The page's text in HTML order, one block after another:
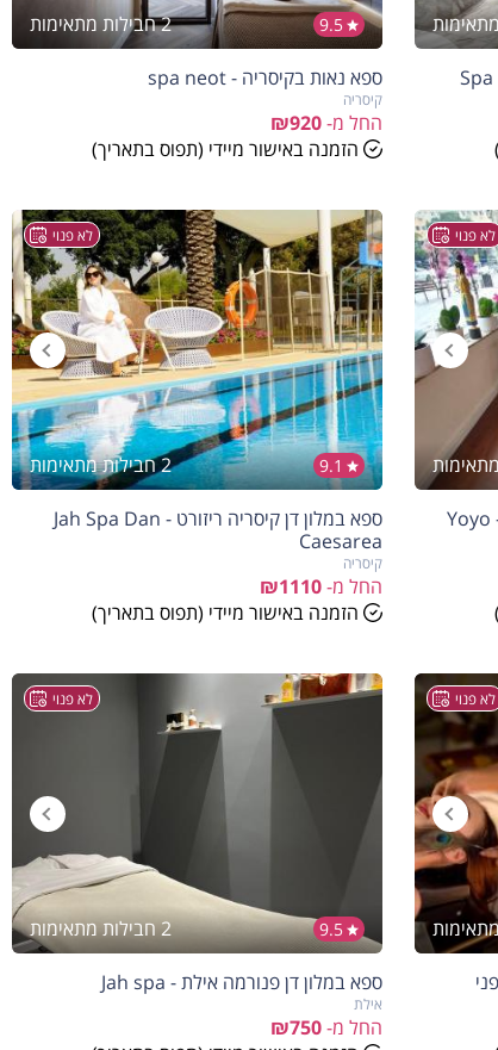
9.5 2 חבילות מתאימות
ספא נאות בקיסריה - spa neot
קיסריה
החל מ-₪920
הזמנה באישור מיידי (תפוס בתאריך)
לא פנוי
יויו קליניקה לעיסוי תאילנדי בתל אביב - Yoyo
לא פנוי
9.1 2 חבילות מתאימות
ספא במלון דן קיסריה ריזורט - Jah Spa Dan
Caesarea
קיסריה
החל מ-₪1110
הזמנה באישור מיידי (תפוס בתאריך)
לא פנוי לא פנוי
9.5 2 חבילות מתאימות
ספא במלון דן פנורמה אילת - Jah spa
אילת
החל מ-₪750